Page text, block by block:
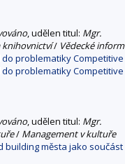
, udělen titul: Mgr.
/ Vědecké
do problematiky
do problematiky
, udělen titul: Mgr.
/ Management v kultuře
building města jako